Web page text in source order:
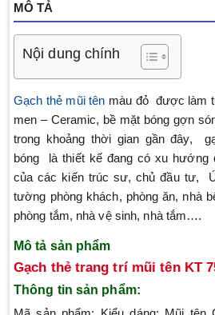
MÔ TẢ
Nội dung chính
Gạch thẻ mũi tên màu đỏ được làm
men – Ceramic, bề mặt bóng gợn
trong khoảng thời gian gần đây,
bóng là thiết kế đang có xu
của các kiến trúc sư, chủ đầu tư,
tường phòng khách, phòng ăn, nhà
phòng tắm, nhà vệ sinh, nhà tắm….
Mô tả sản phẩm
Gạch thẻ trang trí mũi tên KT
Thông tin sản phẩm: